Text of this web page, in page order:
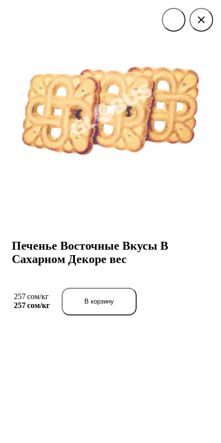
Печенье Восточные Вкусы В
Сахарном Декоре вес
257 сом/кг
257 сом/кг В корзину